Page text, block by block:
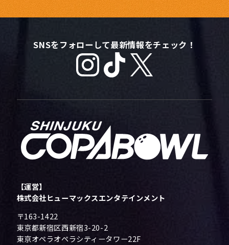
SNSをフォローして最新情報をチェック！
【運営】
株式会社ヒューマックスエンタテインメント
〒163-1422
東京都新宿区西新宿3-20-2
東京オペラオペラシティータワー22F